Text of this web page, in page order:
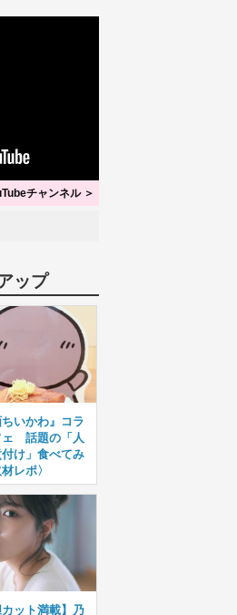
チャンネル ＞
ップ
ちいかわ』コラ
ェ 話題の「人
け」食べてみ
レポ〉
カット満載】乃